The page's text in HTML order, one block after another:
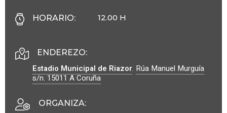
HORARIO: 12.00 H
ENDEREZO:
Estadio Municipal de Riazor. Rúa Manuel Murguía
s/n.15011A Coruña
ORGANIZA: